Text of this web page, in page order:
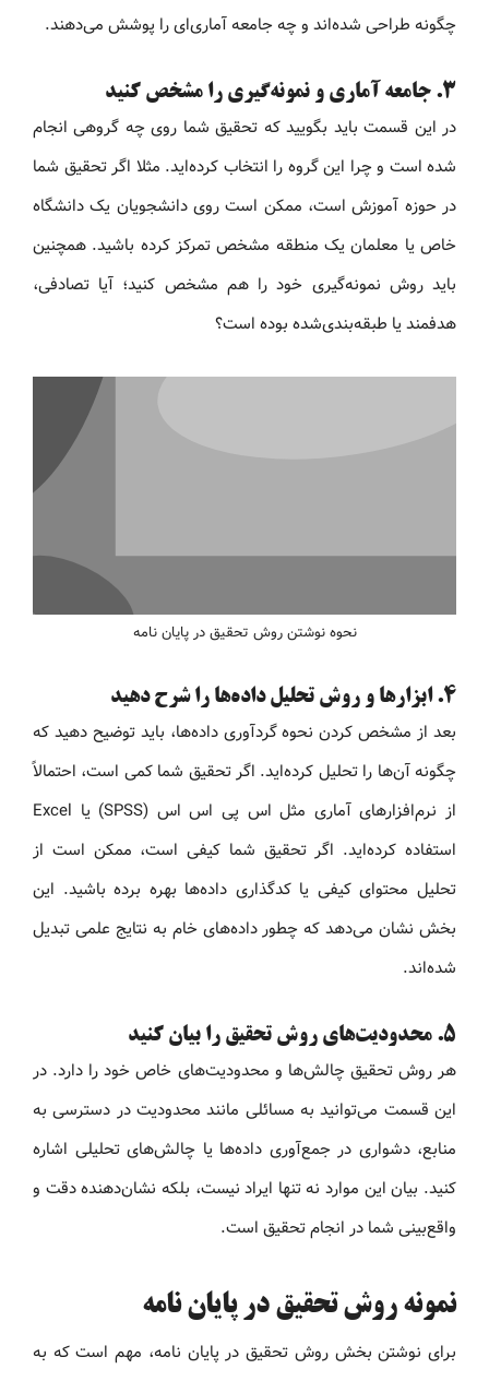
چگونه طراحی شده‌اند و چه جامعه آماری‌ای را پوشش می‌دهند.
۳. جامعه آماری و نمونه‌گیری را مشخص کنید
در این قسمت باید بگویید که تحقیق شما روی چه گروهی انجام
شده است و چرا این گروه را انتخاب کرده‌اید. مثلا اگر تحقیق شما
در حوزه آموزش است، ممکن است روی دانشجویان یک دانشگاه
خاص یا معلمان یک منطقه مشخص تمرکز کرده باشید. همچنین
باید روش نمونه‌گیری خود را هم مشخص کنید؛ آیا تصادفی،
هدفمند یا طبقه‌بندی‌شده بوده است؟
نحوه نوشتن روش تحقیق در پایان‌ نامه
۴. ابزارها و روش تحلیل داده‌ها را شرح دهید
بعد از مشخص کردن نحوه گردآوری داده‌ها، باید توضیح دهید که
چگونه آن‌ها را تحلیل کرده‌اید. اگر تحقیق شما کمی است، احتمالاً
از نرم‌افزارهای آماری مثل اس پی اس اس (SPSS) یا Excel
استفاده کرده‌اید. اگر تحقیق شما کیفی است، ممکن است از
تحلیل محتوای کیفی یا کدگذاری داده‌ها بهره برده باشید. این
بخش نشان می‌دهد که چطور داده‌های خام به نتایج علمی تبدیل
شده‌اند.
۵. محدودیت‌های روش تحقیق را بیان کنید
هر روش تحقیق چالش‌ها و محدودیت‌های خاص خود را دارد. در
این قسمت می‌توانید به مسائلی مانند محدودیت در دسترسی به
منابع، دشواری در جمع‌آوری داده‌ها یا چالش‌های تحلیلی اشاره
کنید. بیان این موارد نه تنها ایراد نیست، بلکه نشان‌دهنده دقت و
واقع‌بینی شما در انجام تحقیق است.
نمونه روش تحقیق در پایان نامه
برای نوشتن بخش روش تحقیق در پایان نامه، مهم است که به